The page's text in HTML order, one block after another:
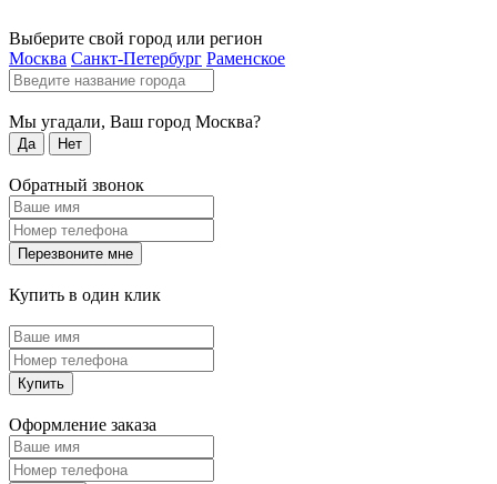
Выберите свой город или регион
Москва Санкт-Петербург Раменское
Мы угадали, Ваш город Москва?
Да Нет
Обратный звонок
Перезвоните мне
Купить в один клик
Купить
Оформление заказа